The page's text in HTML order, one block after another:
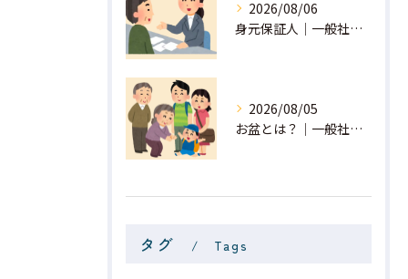
2026/08/06
身元保証人｜一般社団法人 星月
2026/08/05
お盆とは？｜一般社団法人 星月
タグ Tags